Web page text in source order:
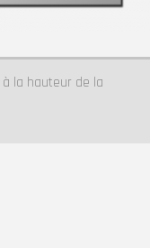
la hauteur de la